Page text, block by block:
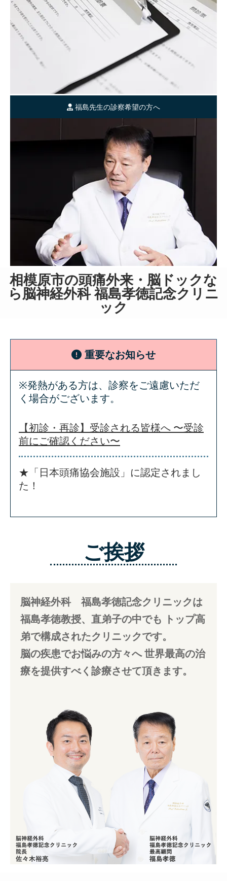
福島先生の診察希望の方へ
相模原市の頭痛外来・脳ドックな
ら脳神経外科 福島孝徳記念クリニ
ック
重要なお知らせ
※発熱がある方は、診察をご遠慮いただ
く場合がございます。
【初診・再診】受診される皆様へ 〜受診
前にご確認ください〜
★「日本頭痛協会施設」に認定されまし
た！
ご挨拶
脳神経外科 福島孝徳記念クリニックは
福島孝徳教授、直弟子の中でも トップ高
弟で構成されたクリニックです。
脳の疾患でお悩みの方々へ世界最高の治
療を提供すべく診療させて頂きます。